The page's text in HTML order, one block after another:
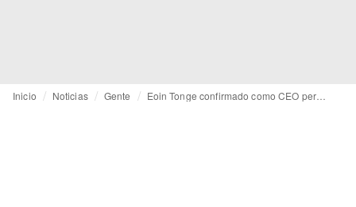
Inicio Noticias Gente